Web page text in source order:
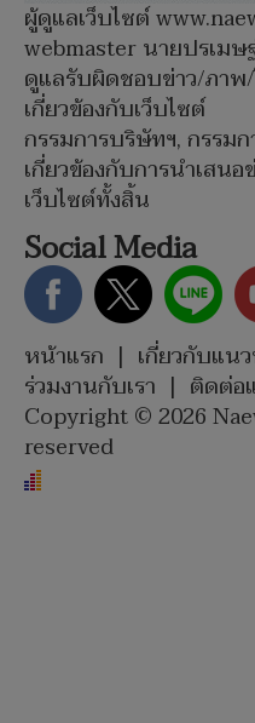
ผู้ดูแลเว็บไซต์
webmaster นายปรเมษ
ดูแลรับผิดชอบข่าว/ภา
เกี่ยวข้องกับเว็บไซต์
กรรมการบริษัทฯ, กรรม
เกี่ยวข้องกับการนำเสน
เว็บไซต์ทั้งสิ้น
Social Media
หน้าแรก | เกี่ยวกับแน
ร่วมงานกับเรา | ติดต่อ
Copyright © 2026
reserved